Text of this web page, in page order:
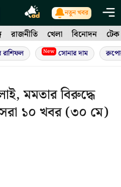
নতুন খবর
রাজনীতি খেলা বিনোদন টেক
New সোনার দাম
মমতার বিরুদ্ধে
১০ খবর (৩০ মে)